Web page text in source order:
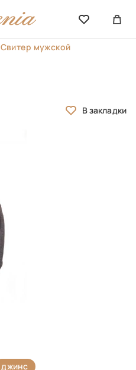
Свитер мужской
джинс